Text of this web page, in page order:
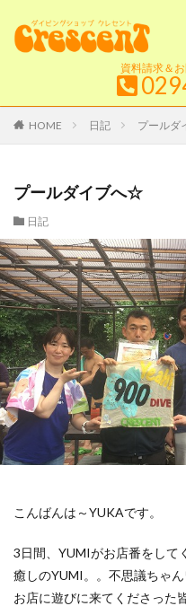
資料請求＆
HOME 日記 プールダ
プールダイブへ☆
日記
こんばんは～YUKAです。
3日間、YUMIがお店番をして
癒しのYUMI。。不思議ちゃ
お店に遊びに来てくださった